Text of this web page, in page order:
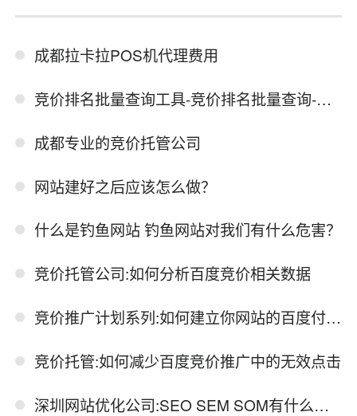
成都拉卡拉POS机代理费用
竞价排名批量查询工具-竞价排名批量查询-附数据分析
成都专业的竞价托管公司
网站建好之后应该怎么做？
什么是钓鱼网站 钓鱼网站对我们有什么危害？
竞价托管公司:如何分析百度竞价相关数据
竞价推广计划系列:如何建立你网站的百度付费推广账户
竞价托管:如何减少百度竞价推广中的无效点击
深圳网站优化公司:SEO SEM SOM有什么关系？